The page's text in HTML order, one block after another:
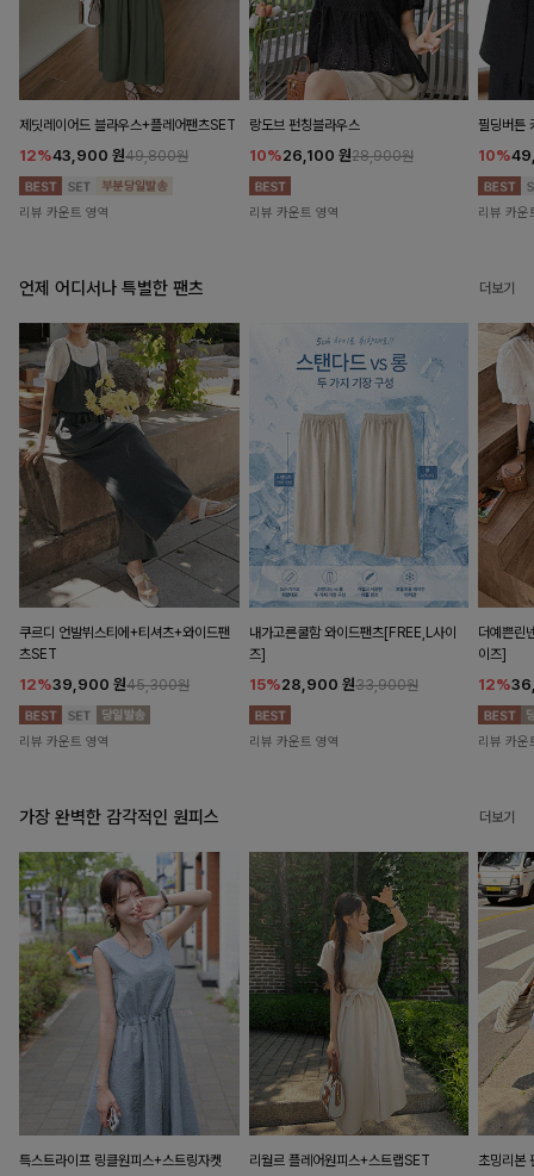
제딧레이어드 블라우스+플레어팬츠SET
12%43,900 원49,800원
리뷰 카운트 영역
랑도브 펀칭블라우스
10%26,100 원28,900원
리뷰 카운트 영역
필딩버튼
10%
리뷰 카운
언제 어디서나 특별한 팬츠 더보기
쿠르디 언발뷔스티에+티셔츠+와이드팬
츠SET
12%39,900 원45,300원
리뷰 카운트 영역
내가고른쿨함 와이드팬츠[FREE,L사이
즈]
15%28,900 원33,900원
리뷰 카운트 영역
더예쁜린
이즈]
12%
리뷰 카운
가장 완벽한 감각적인 원피스 더보기
특스트라이프 링클원피스+스트링자켓
리월르 플레어원피스+스트랩SET 초밍리본